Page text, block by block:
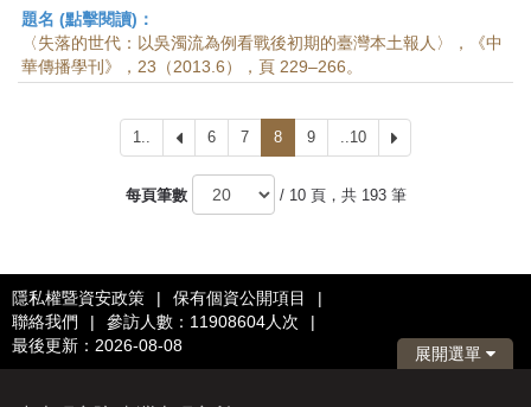
題名 (點擊閱讀)：
〈失落的世代：以吳濁流為例看戰後初期的臺灣本土報人〉，《中
華傳播學刊》，23（2013.6），頁 229–266。
1..
上
一
頁
6 7 8 9 ..10
一
每頁筆數
/ 10 頁，共 193 筆
隱私權暨資安政策 | 保有個資公開項目
|
聯絡我們
| 參訪人數：11908604人次
|
最後更新：2026-08-08
展開選單